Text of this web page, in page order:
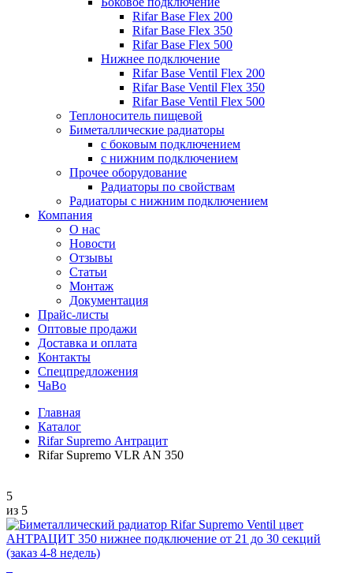
Rifar Base Flex 200
Rifar Base Flex 350
Rifar Base Flex 500
Нижнее подключение
Rifar Base Ventil Flex 200
Rifar Base Ventil Flex 350
Rifar Base Ventil Flex 500
Теплоноситель пищевой
Биметаллические радиаторы
с боковым подключением
с нижним подключением
Прочее оборудование
Радиаторы по свойствам
Радиаторы с нижним подключением
Компания
О нас
Новости
Отзывы
Статьи
Монтаж
Документация
Прайс-листы
Оптовые продажи
Доставка и оплата
Контакты
Спецпредложения
ЧаВо
Главная
Каталог
Rifar Supremo Антрацит
Rifar Supremo VLR AN 350
5
из 5